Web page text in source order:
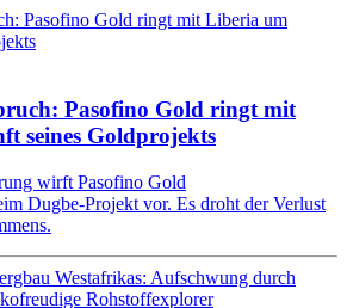
Pasofino Gold ringt mit
seines Goldprojekts
wirft Pasofino Gold
Dugbe-Projekt vor. Es droht der Verlust